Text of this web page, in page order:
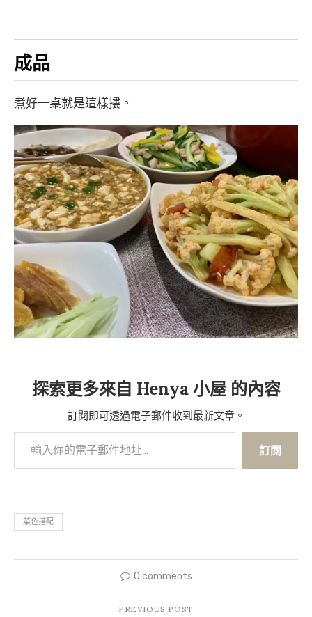
成品
煮好一桌就是這樣摟。
探索更多來自 Henya 小屋 的內容
訂閱即可透過電子郵件收到最新文章。
訂閱
菜色搭配
0 comments
PREVIOUS POST